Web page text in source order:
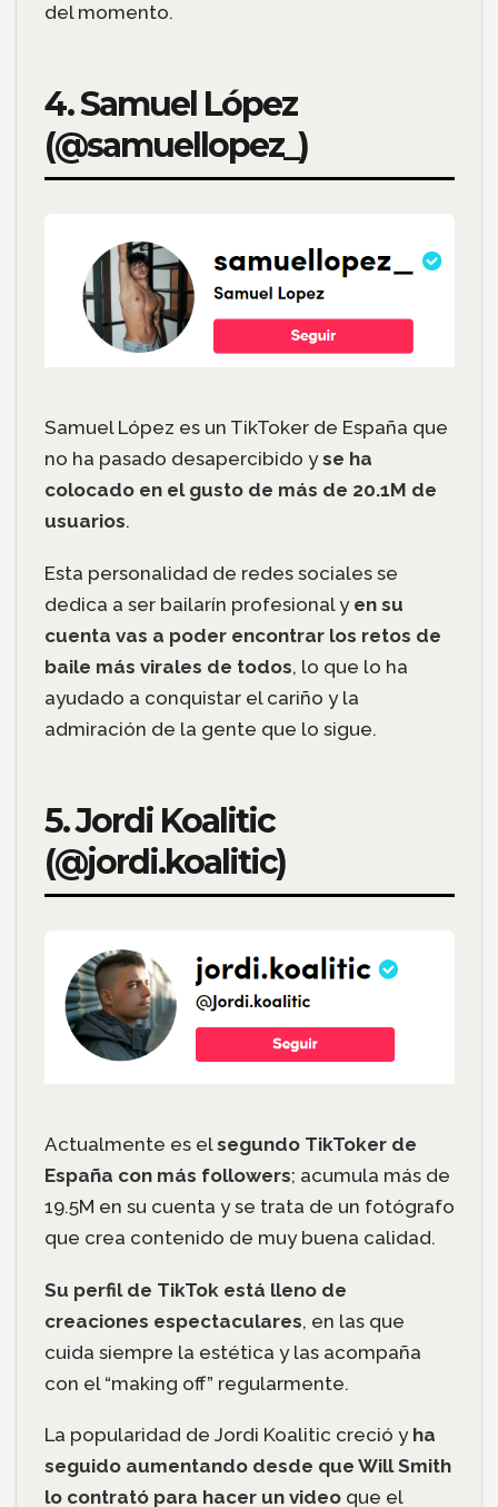
del momento.
4. Samuel López
(@samuellopez_)
Samuel López es un TikToker de España que
no ha pasado desapercibido yse ha
colocado en el gusto de más de 20.1M de
usuarios.
Esta personalidad de redes sociales se
dedica a ser bailarín profesional y en su
cuenta vas a poder encontrar los retos de
baile más virales de todos, lo que lo ha
ayudado a conquistar el cariño y la
admiración de la gente que lo sigue.
5. Jordi Koalitic
(@jordi.koalitic)
Actualmente es elsegundo TikToker de
España con más followers; acumula más de
19.5M en su cuenta y se trata de un fotógrafo
que crea contenido de muy buena calidad.
Su perfil de TikTok está lleno de
creaciones espectaculares, en las que
cuida siempre la estética y las acompaña
con el “making off” regularmente.
La popularidad de Jordi Koalitic creció y ha
seguido aumentando desde que Will Smith
lo contrató para hacer un videoque el